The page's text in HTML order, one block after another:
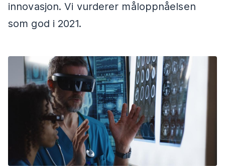
innovasjon. Vi vurderer måloppnåelsen
som god i 2021.